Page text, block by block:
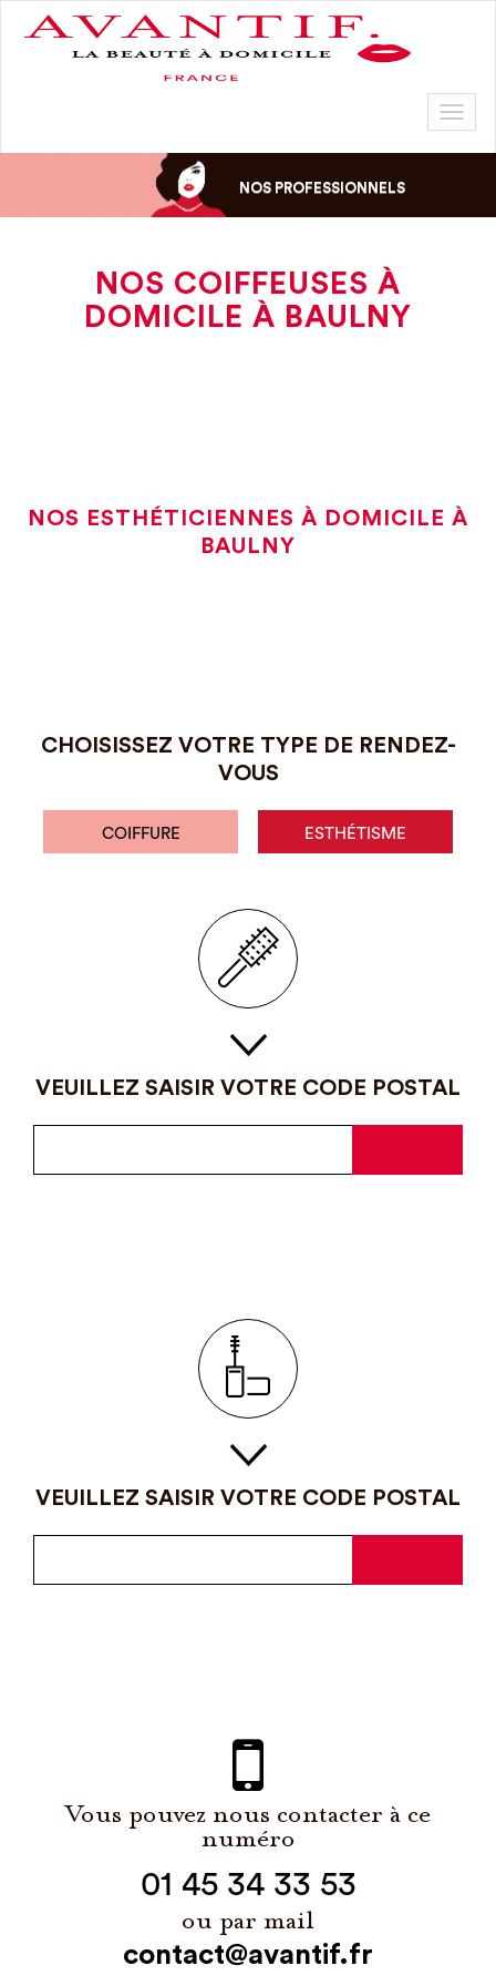
NOS PROFESSIONNELS
NOS COIFFEUSES À
DOMICILE À BAULNY
NOS ESTHÉTICIENNES À DOMICILE À
BAULNY
CHOISISSEZ VOTRE TYPE DE RENDEZ-
VOUS
COIFFURE ESTHÉTISME
VEUILLEZ SAISIR VOTRE CODE POSTAL
VEUILLEZ SAISIR VOTRE CODE POSTAL
Vous pouvez nous contacter à ce
numéro
01 45 34 33 53
ou par mail
contact@avantif.fr